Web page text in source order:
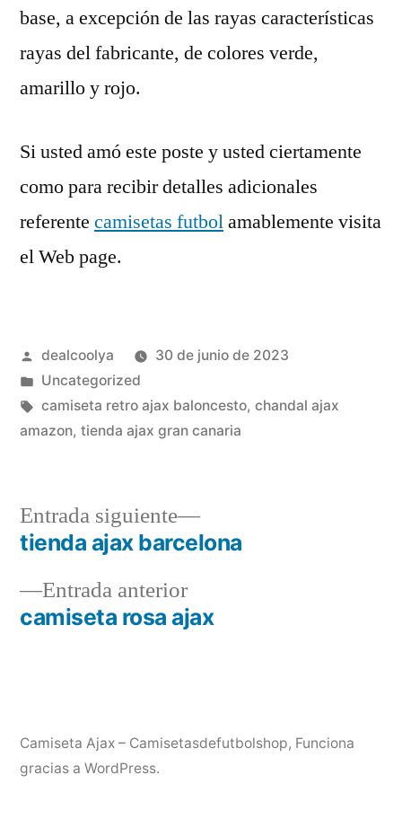
base, a excepción de las rayas características
rayas del fabricante, de colores verde,
amarillo y rojo.
Si usted amó este poste y usted ciertamente
como para recibir detalles adicionales
referente camisetas futbolamablemente visita
el Web page.
Publicado
por
dealcoolya
30 de junio de 2023
Publicado
en
Uncategorized
Etiquetas:
camiseta retro ajax baloncesto, chandal ajax
amazon, tienda ajax gran canaria
Navegación
deEntrada anteriorEntrada
anterior:
camiseta rosa ajax
Entrada siguiente
Entrada
siguiente:
tienda ajax barcelona
Camiseta Ajax – Camisetasdefutbolshop, Funciona
gracias a WordPress.